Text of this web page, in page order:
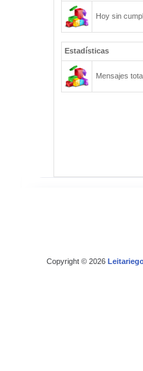
Hoy sin
Estadísticas
Mensajes
Copyright © 2026